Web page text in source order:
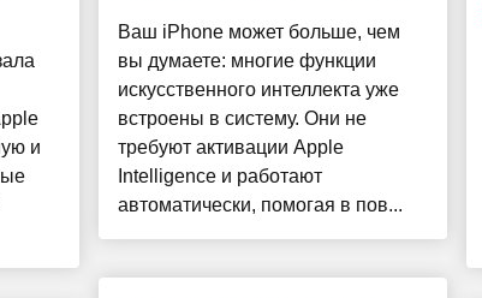
и
Ваш iPhone может больше, чем
вы думаете: многие функции
искусственного интеллекта уже
встроены в систему. Они не
требуют активации Apple
Intelligence и работают
автоматически, помогая в пов...